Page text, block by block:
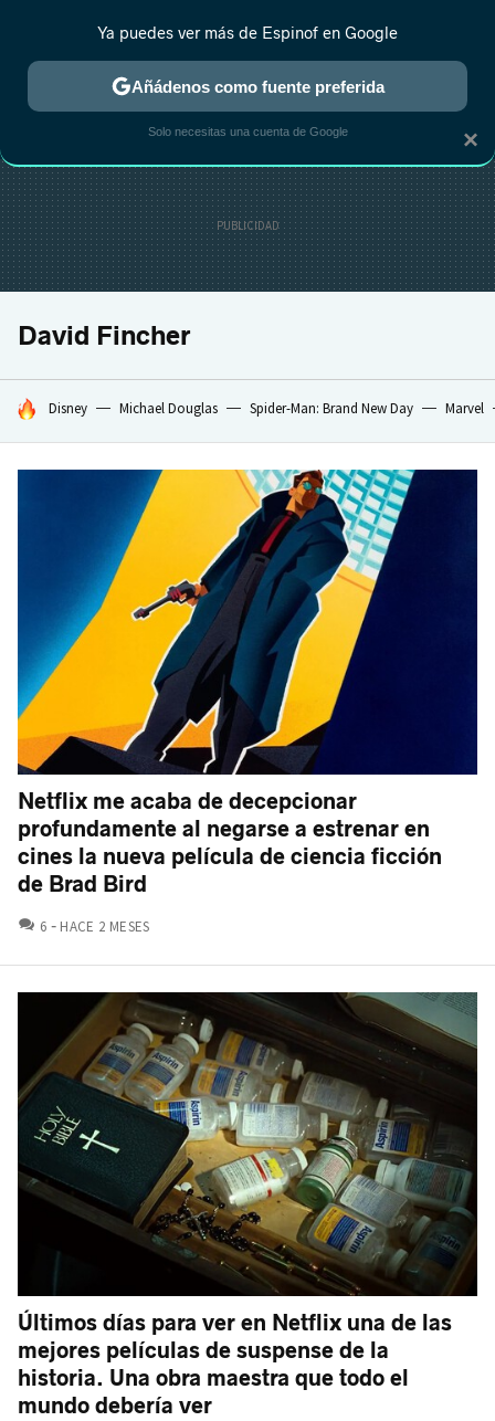
ESTRENOS REALITY ANIME RANKINGS CINE
David Fincher
HOY SE HABLA DE
Disney Michael Douglas Spider-Man: Brand New Day Marvel
Netflix me acaba de decepcionar
profundamente al negarse a estrenar en
cines la nueva película de ciencia ficción
de Brad Bird
6 COMENTARIOS
HACE 2 MESES
Últimos días para ver en Netflix una de las
mejores películas de suspense de la
historia. Una obra maestra que todo el
mundo debería ver
×
Ya puedes ver más de Espinof en Google
Añádenos como fuente preferida
Solo necesitas una cuenta de Google